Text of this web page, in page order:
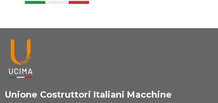
Unione Costruttori Italiani Macchine